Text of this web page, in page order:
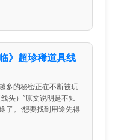
》超珍稀道具线
多的秘密正在不断被玩
头）”原文说明是不知
了。·想要找到用途先得